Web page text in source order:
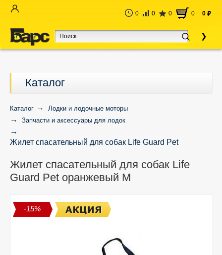
0 0 0 0 0 руб
Каталог
Каталог
Лодки и лодочные моторы
Запчасти и аксессуары для лодок
Жилет спасательный для собак Life Guard Pet
Жилет спасательный для собак Life
Guard Pet оранжевый M
-15%